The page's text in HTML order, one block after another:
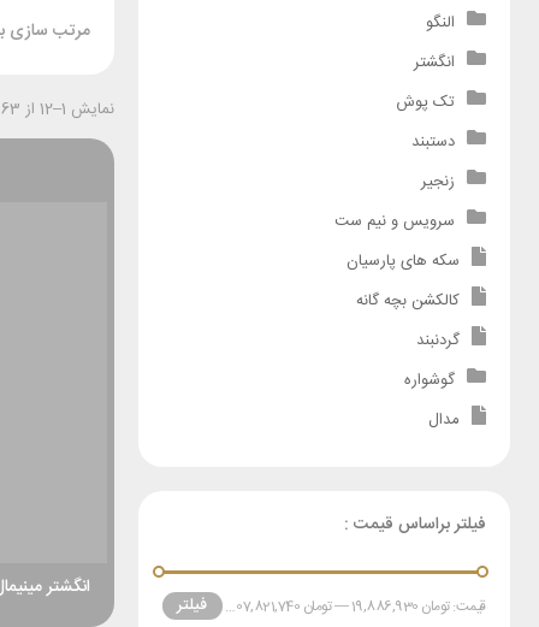
مرتب سازی
نمایش 1–12 از 63 نتیجه
انگشتر
النگو
انگشتر
تک پوش
دستبند
زنجیر
سرویس و نیم ست
سکه های پارسیان
کالکشن بچه گانه
گردنبند
گوشواره
مدال
فیلتر براساس قیمت :
فیلتر قیمت:تومان 19,886,930 —تومان 80,607,821,740